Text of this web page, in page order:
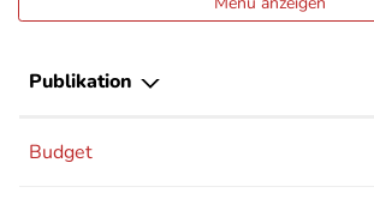
Publikation
Budget